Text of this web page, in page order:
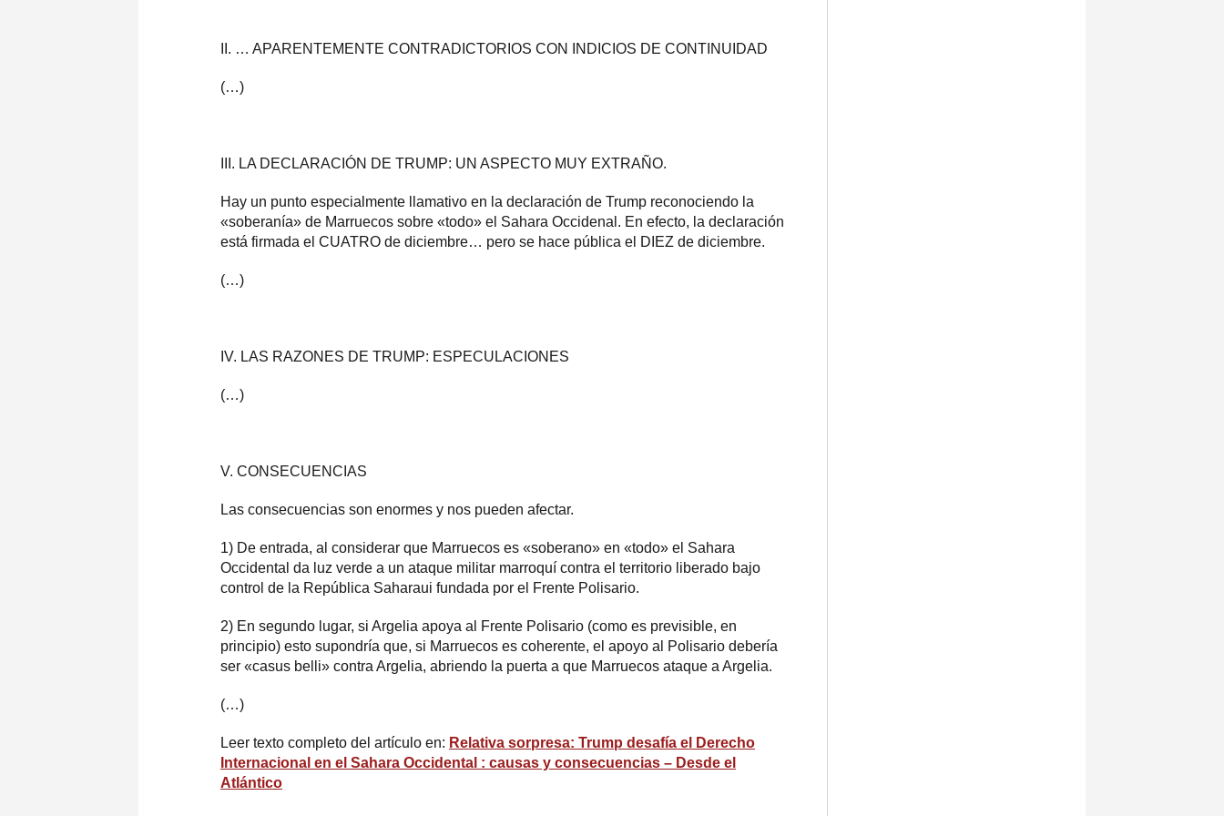
II. … APARENTEMENTE CONTRADICTORIOS CON INDICIOS DE CONTINUIDAD
(…)
III. LA DECLARACIÓN DE TRUMP: UN ASPECTO MUY EXTRAÑO.
Hay un punto especialmente llamativo en la declaración de Trump reconociendo la
«soberanía» de Marruecos sobre «todo» el Sahara Occidenal. En efecto, la declaración
está firmada el CUATRO de diciembre… pero se hace pública el DIEZ de diciembre.
(…)
IV. LAS RAZONES DE TRUMP: ESPECULACIONES
(…)
V. CONSECUENCIAS
Las consecuencias son enormes y nos pueden afectar.
1) De entrada, al considerar que Marruecos es «soberano» en «todo» el Sahara
Occidental da luz verde a un ataque militar marroquí contra el territorio liberado bajo
control de la República Saharaui fundada por el Frente Polisario.
2) En segundo lugar, si Argelia apoya al Frente Polisario (como es previsible, en
principio) esto supondría que, si Marruecos es coherente, el apoyo al Polisario debería
ser «casus belli» contra Argelia, abriendo la puerta a que Marruecos ataque a Argelia.
(…)
Leer texto completo del artículo en: Relativa sorpresa: Trump desafía el Derecho
Internacional en el Sahara Occidental : causas y consecuencias – Desde el
Atlántico